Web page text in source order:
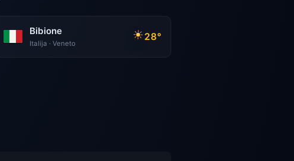
Bibione
Italija · Veneto
28°